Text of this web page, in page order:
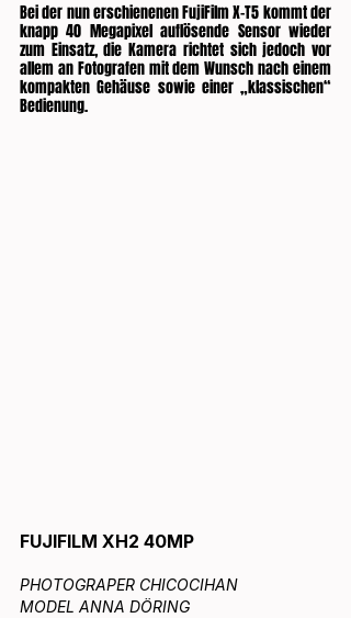
Bei der nun erschienenen FujiFilm X-T5 kommt der
knapp 40 Megapixel auflösende Sensor wieder
zum Einsatz, die Kamera richtet sich jedoch vor
allem an Fotografen mit dem Wunsch nach einem
kompakten Gehäuse sowie einer „klassischen“
Bedienung.
FUJIFILM XH2 40MP
PHOTOGRAPER CHICOCIHAN
MODEL ANNA DÖRING